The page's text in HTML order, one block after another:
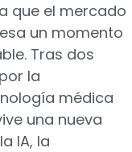
que el mercado
un momento
Tras dos
la
médica
una nueva
IA, la